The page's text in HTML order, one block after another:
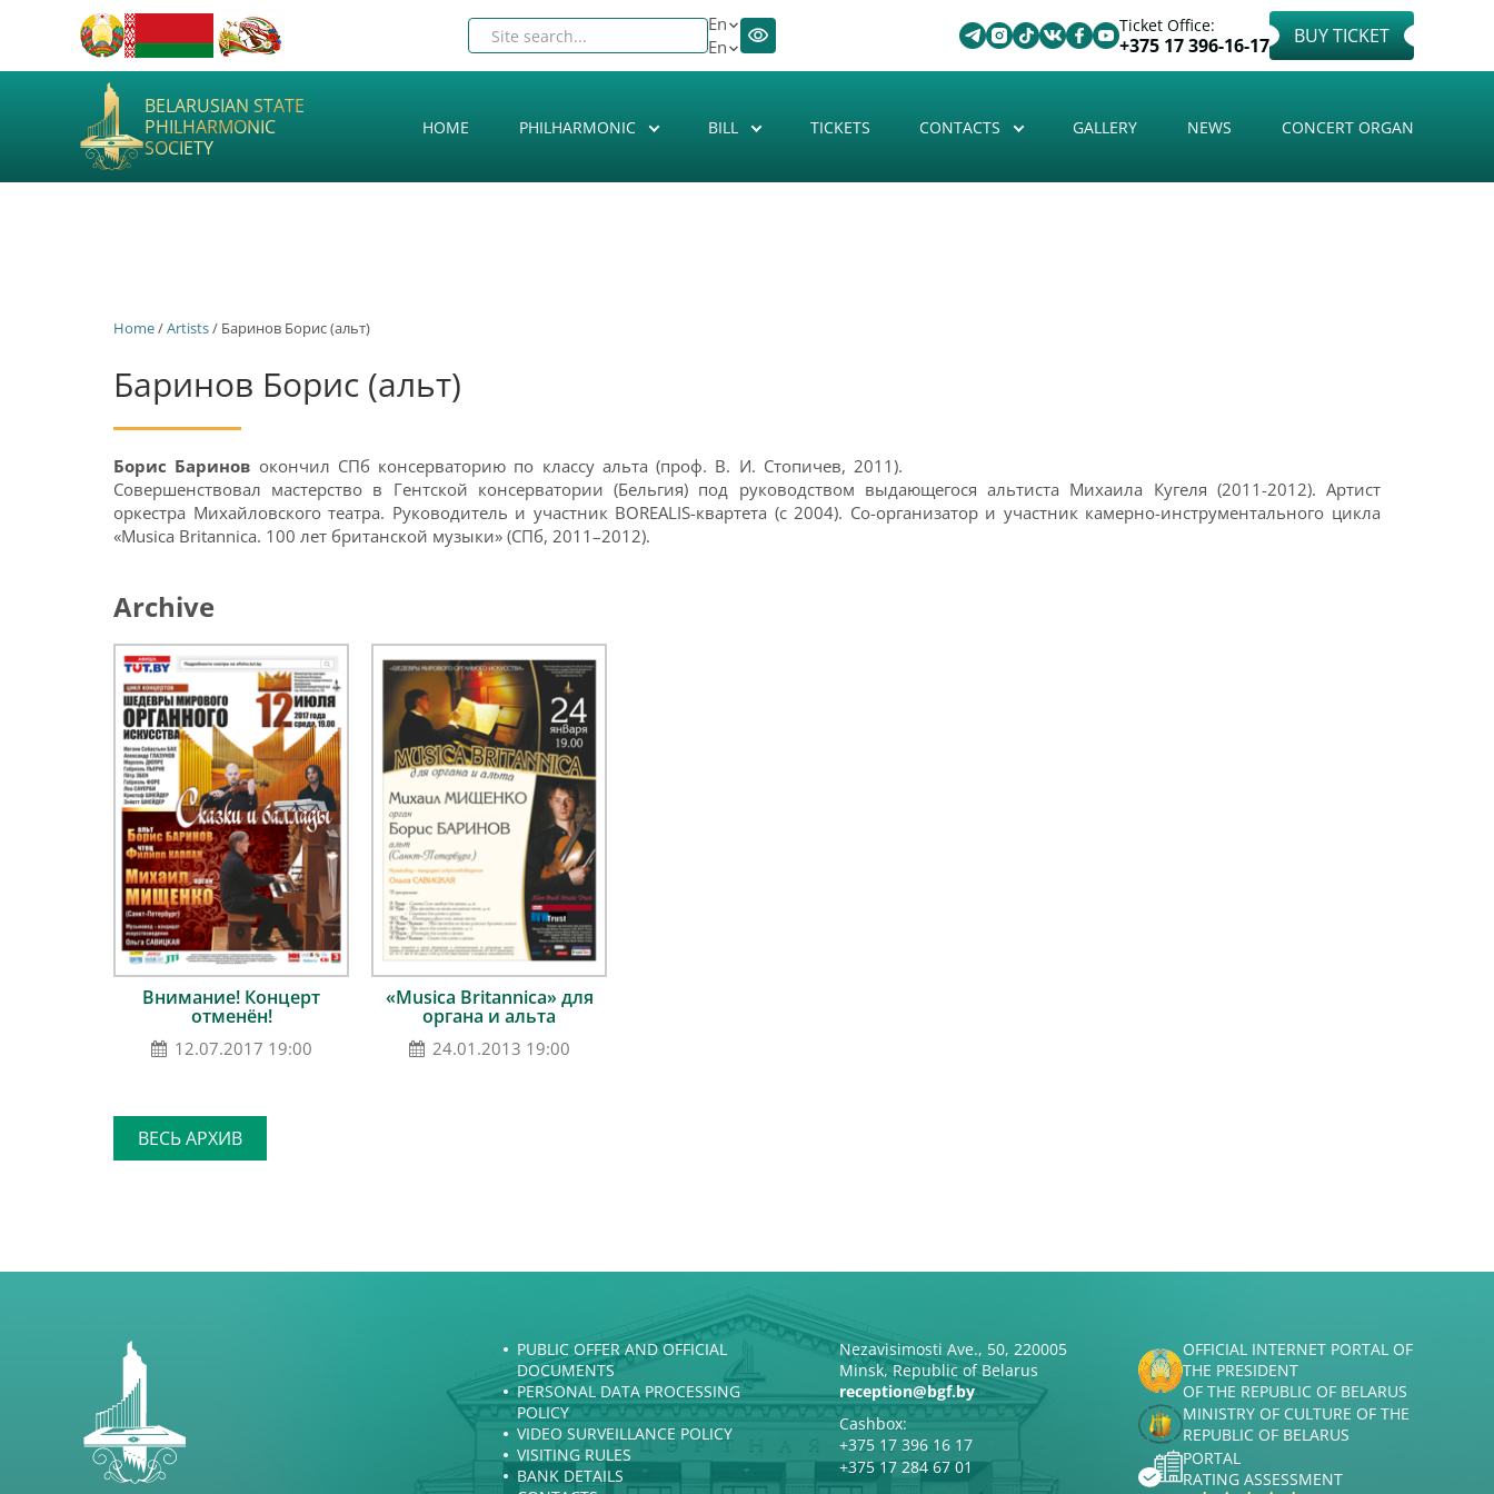
Ticket Office:
+375 17 396-16-17 BUY TICKET
En
En
BELARUSIAN STATE
PHILHARMONIC
SOCIETY
HOME PHILHARMONIC BILL TICKETS CONTACTS GALLERY NEWS CONCERT ORGAN
Home/Artists/ Баринов Борис (альт)
Баринов Борис (альт)
Борис Баринов окончил СПб консерваторию по классу альта (проф. В. И. Стопичев, 2011).
Совершенствовал мастерство в Гентской консерватории (Бельгия) под руководством выдающегося альтиста Михаила Кугеля (2011-2012). Артист
оркестра Михайловского театра. Руководитель и участник BOREALIS-квартета (с 2004). Со-организатор и участник камерно-инструментального цикла
«Musica Britannica. 100 лет британской музыки» (СПб, 2011–2012).
Archive
Внимание! Концерт
отменён!
12.07.2017 19:00
«Musica Britannica» для
органа и альта
24.01.2013 19:00
ВЕСЬ АРХИВ
PUBLIC OFFER AND OFFICIAL
DOCUMENTS
PERSONAL DATA PROCESSING
POLICY
VIDEO SURVEILLANCE POLICY
VISITING RULES
BANK DETAILS
Nezavisimosti Ave., 50, 220005
Minsk, Republic of Belarus
reception@bgf.by
Cashbox:
+375 17 396 16 17
+375 17 284 67 01
OFFICIAL INTERNET PORTAL OF
THE PRESIDENT
OF THE REPUBLIC OF BELARUS
MINISTRY OF CULTURE OF THE
REPUBLIC OF BELARUS
PORTAL
RATING ASSESSMENT